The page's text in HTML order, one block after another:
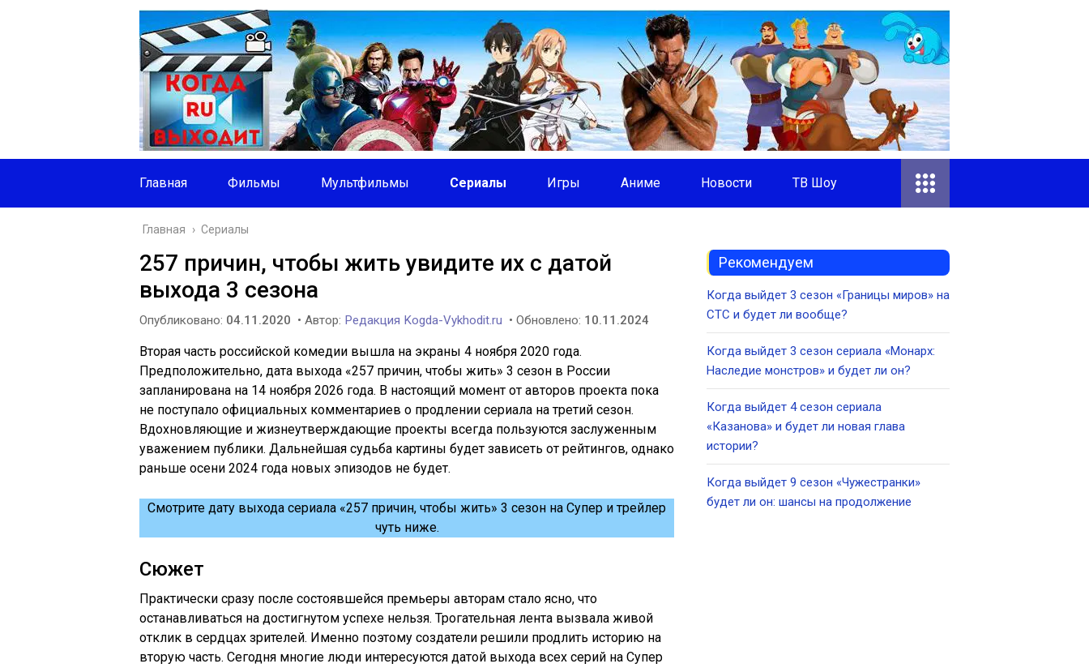
Главная Фильмы Мультфильмы Сериалы Игры Аниме Новости ТВ Шоу
Главная › Сериалы
257 причин, чтобы жить увидите их с датой
выхода 3 сезона
Опубликовано: 04.11.2020 • Автор: Редакция Kogda-Vykhodit.ru • Обновлено: 10.11.2024
Вторая часть российской комедии вышла на экраны 4 ноября 2020 года.
Предположительно, дата выхода «257 причин, чтобы жить» 3 сезон в России
запланирована на 14 ноября 2026 года. В настоящий момент от авторов проекта пока
не поступало официальных комментариев о продлении сериала на третий сезон.
Вдохновляющие и жизнеутверждающие проекты всегда пользуются заслуженным
уважением публики. Дальнейшая судьба картины будет зависеть от рейтингов, однако
раньше осени 2024 года новых эпизодов не будет.
Смотрите дату выхода сериала «257 причин, чтобы жить» 3 сезон на Супер и трейлер
чуть ниже.
Сюжет
Практически сразу после состоявшейся премьеры авторам стало ясно, что
останавливаться на достигнутом успехе нельзя. Трогательная лента вызвала живой
отклик в сердцах зрителей. Именно поэтому создатели решили продлить историю на
вторую часть. Сегодня многие люди интересуются датой выхода всех серий на Супер
Рекомендуем
Когда выйдет 3 сезон «Границы миров» на
СТС и будет ли вообще?
Когда выйдет 3 сезон сериала «Монарх:
Наследие монстров» и будет ли он?
Когда выйдет 4 сезон сериала
«Казанова» и будет ли новая глава
истории?
Когда выйдет 9 сезон «Чужестранки»
будет ли он: шансы на продолжение